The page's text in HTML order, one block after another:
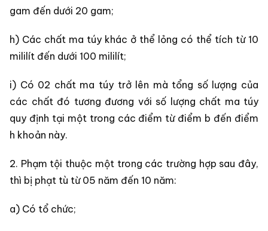
gam đến dưới 20 gam;
h) Các chất ma túy khác ở thể lỏng có thể tích từ 10
mililít đến dưới 100 mililít;
i) Có 02 chất ma túy trở lên mà tổng số lượng của
các chất đó tương đương với số lượng chất ma túy
quy định tại một trong các điểm từ điểm b đến điểm
h khoản này.
2. Phạm tội thuộc một trong các trường hợp sau đây,
thì bị phạt tù từ 05 năm đến 10 năm:
a) Có tổ chức;